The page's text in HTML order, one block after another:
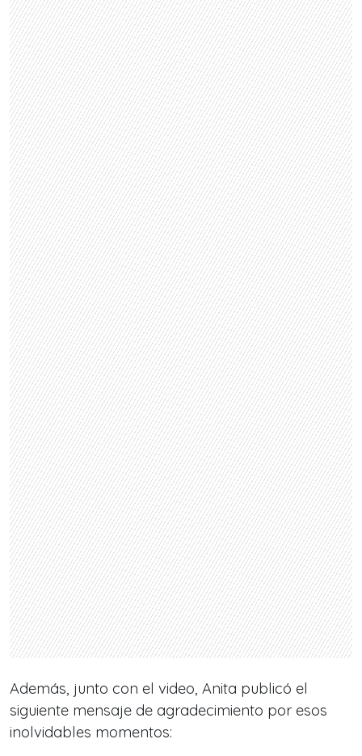
Además, junto con el video, Anita publicó el
siguiente mensaje de agradecimiento por esos
inolvidables momentos: